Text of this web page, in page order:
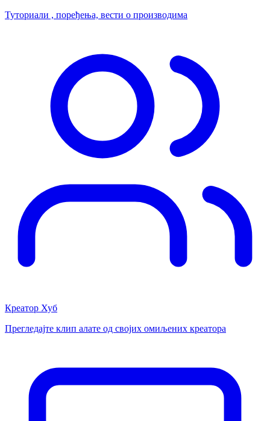
Туториали , поређења, вести о производима
Креатор Хуб
Прегледајте клип алате од својих омиљених креатора